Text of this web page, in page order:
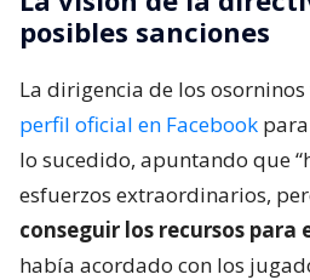
posibles sanciones
La dirigencia de los
perfil oficial en Facebook
lo sucedido, apuntando que
esfuerzos extraordinarios,
conseguir los recursos para
había acordado con los